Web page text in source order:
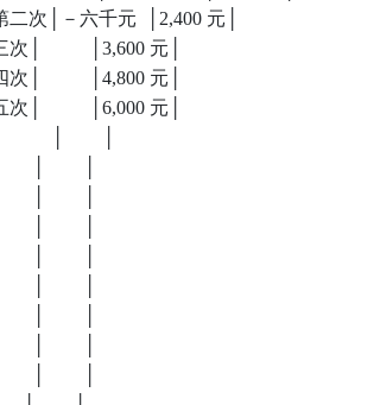
二次│－六千元  │2,400 元│
│          │3,600 元│
│          │4,800 元│
│          │6,000 元│
│        │
│        │
│        │
│        │
│        │
│        │
│        │
│        │
│        │